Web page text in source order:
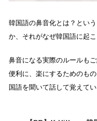
韓国語の鼻音化とは？とい
か、それがなぜ韓国語に起
鼻音になる実際のルールも
便利に、楽にするためのも
国語を聞いて話して覚えてい